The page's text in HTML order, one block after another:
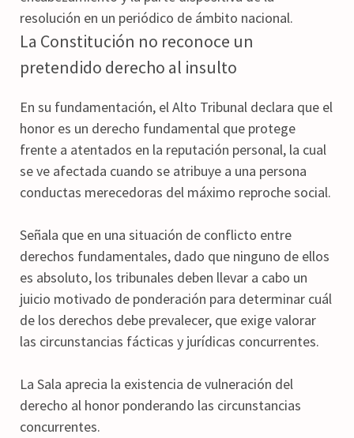
resolución en un periódico de ámbito nacional.
La Constitución no reconoce un
pretendido derecho al insulto
En su fundamentación, el Alto Tribunal declara que el
honor es un derecho fundamental que protege
frente a atentados en la reputación personal, la cual
se ve afectada cuando se atribuye a una persona
conductas merecedoras del máximo reproche social.
Señala que en una situación de conflicto entre
derechos fundamentales, dado que ninguno de ellos
es absoluto, los tribunales deben llevar a cabo un
juicio motivado de ponderación para determinar cuál
de los derechos debe prevalecer, que exige valorar
las circunstancias fácticas y jurídicas concurrentes.
La Sala aprecia la existencia de vulneración del
derecho al honor ponderando las circunstancias
concurrentes.